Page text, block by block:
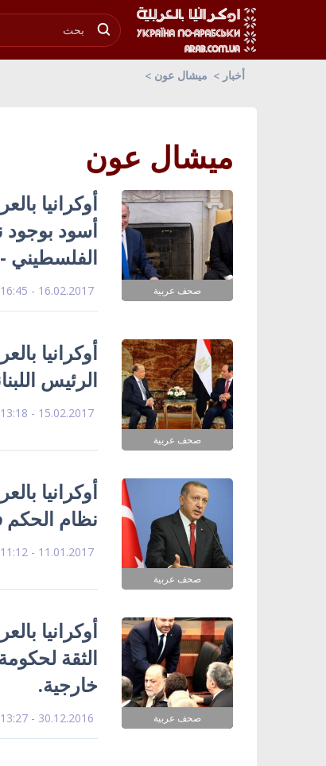
أخبار ميشال عون
ميشال عون
صحف عربية
أوكرانيا
أسود بوجود
الفلسطيني -
16.02.2017 - 16:45
صحف عربية
أوكرانيا
الرئيس
15.02.2017 - 13:18
صحف عربية
أوكرانيا
نظام الحكم
11.01.2017 - 11:12
صحف عربية
أوكرانيا
الثقة
خارجية.
30.12.2016 - 13:27